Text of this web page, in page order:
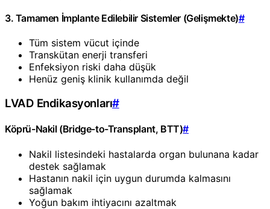
3. Tamamen İmplante Edilebilir Sistemler (Gelişmekte)#
Tüm sistem vücut içinde
Transkütan enerji transferi
Enfeksiyon riski daha düşük
Henüz geniş klinik kullanımda değil
LVAD Endikasyonları#
Köprü-Nakil (Bridge-to-Transplant, BTT)#
Nakil listesindeki hastalarda organ bulunana kadar
destek sağlamak
Hastanın nakil için uygun durumda kalmasını
sağlamak
Yoğun bakım ihtiyacını azaltmak